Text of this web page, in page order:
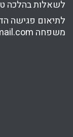
לשאלות בהלכה
לתיאום פגישה
משפחה